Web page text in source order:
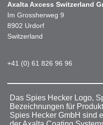
Axalta Axcess Switzerland
Im Grossherweg 9
8902 Urdorf
Switzerland
+41 (0) 61 826 96 96
Das Spies Hecker Logo,
Bezeichnungen für
Spies Hecker GmbH sind